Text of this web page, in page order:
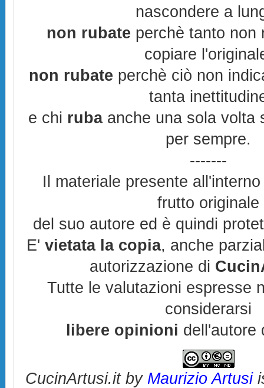
nascondere a
non rubate perchè tanto non
copiare
non rubate perchè ciò non
tanta
e chi rubaanche una sola volta
per sempre.
-------
Il materiale presente
frutto originale
del suo autore ed è quindi
E'vietata la copia, anche
autorizzazione di
Tutte le valutazioni espresse
considerarsi
libere opinioni dell'autore
CucinArtusi.itby Maurizio Artusi